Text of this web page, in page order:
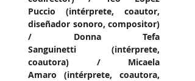
Puccio (intérprete, coautor,
diseñador sonoro, compositor)
/ Donna Tefa
Sanguinetti (intérprete,
coautora) / Micaela
Amaro (intérprete, coautora,